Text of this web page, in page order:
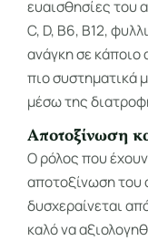
ευαισθησίες του
C, D, Β6, Β12,
ανάγκη σε κάποιο
πιο συστηματικά
μέσω της
Αποτοξίνωση
Ο ρόλος που
αποτοξίνωση του
δυσχεραίνεται
καλό να